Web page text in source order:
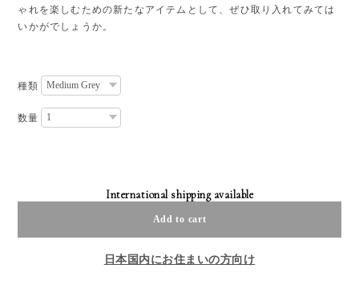
ゃれを楽しむための新たなアイテムとして、ぜひ取り入れてみては
いかがでしょうか。
種類
数量
International shipping available
Add to cart
日本国内にお住まいの方向け